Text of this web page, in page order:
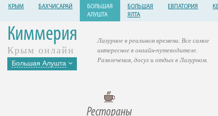
КРЫМ БАХЧИСАРАЙ
БОЛЬШАЯ
АЛУШТА
БОЛЬШАЯ
ЯЛТА
ЕВПАТОРИЯ
Киммерия
Крым онлайн
Большая Алушта
Рестораны
Лазурное в реальном времени. Все самое
интересное в онлайн-путеводителе.
Развлечения, досуг и отдых в Лазурном.